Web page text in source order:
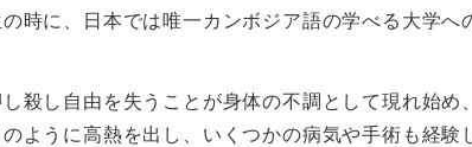
時に、日本では唯一カンボジア語の学べる大学へ
殺し自由を失うことが身体の不調として現れ始
ように高熱を出し、いくつかの病気や手術も経